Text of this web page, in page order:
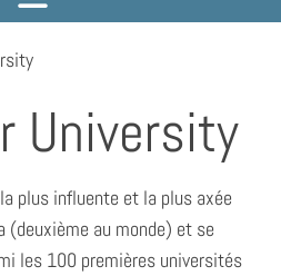
University
plus influente et la plus axée
(deuxième au monde) et se
les 100 premières universités